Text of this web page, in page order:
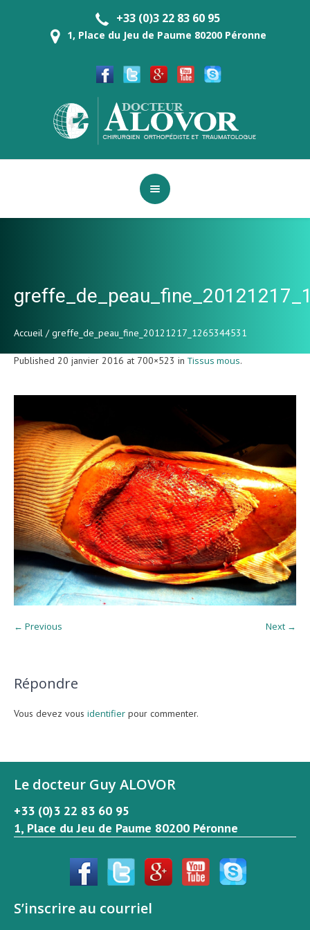
+33 (0)3 22 83 60 95
1, Place du Jeu de Paume 80200 Péronne
Accueil /greffe_de_peau_fine_20121217_1265344531
Published 20 janvier 2016 at 700×523 in Tissus mous.
← Previous Next →
Répondre
Vous devez vous identifier pour commenter.
Le docteur Guy ALOVOR
+33 (0)3 22 83 60 95
1, Place du Jeu de Paume 80200 Péronne
S’inscrire au courriel